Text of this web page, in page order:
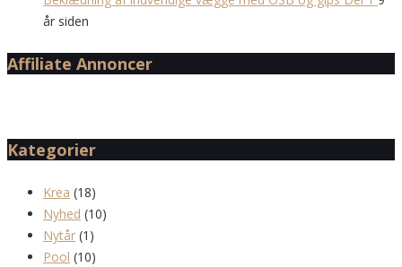
år siden
Affiliate Annoncer
Kategorier
Krea (18)
Nyhed (10)
Nytår (1)
Pool (10)